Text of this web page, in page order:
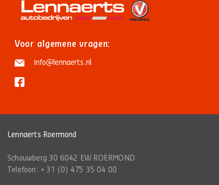
Voor algemene vragen:
info@lennaerts.nl
Lennaerts Roermond
Schouwberg 30 6042 EW ROERMOND
Telefoon: + 31 (0) 475 35 04 00